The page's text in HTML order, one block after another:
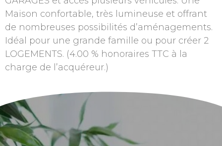
Maison confortable, très lumineuse et offrant
de nombreuses possibilités d’aménagements.
Idéal pour une grande famille ou pour créer 2
LOGEMENTS. (4.00 % honoraires TTC à la
charge de l’acquéreur.)